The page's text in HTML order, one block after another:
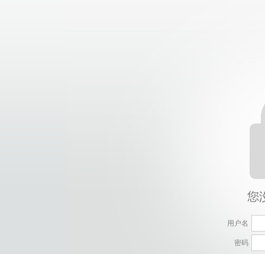
用户名
密码